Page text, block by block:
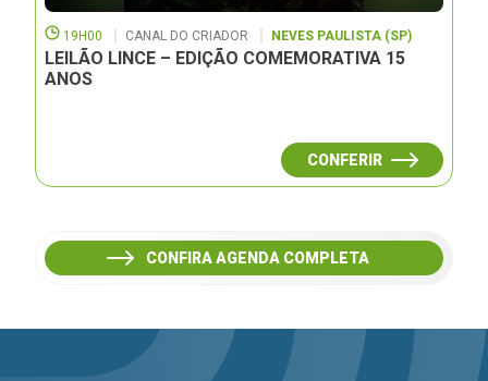
19H00 CANAL DO CRIADOR NEVES PAULISTA (SP)
LEILÃO LINCE – EDIÇÃO COMEMORATIVA 15
ANOS
CONFERIR
CONFIRA AGENDA COMPLETA